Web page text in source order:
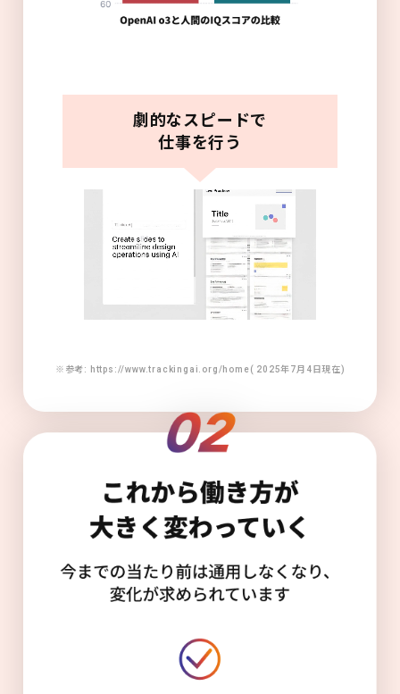
劇的なスピードで
仕事を行う
※参考: https://www.trackingai.org/home( 2025年7月4日現在)